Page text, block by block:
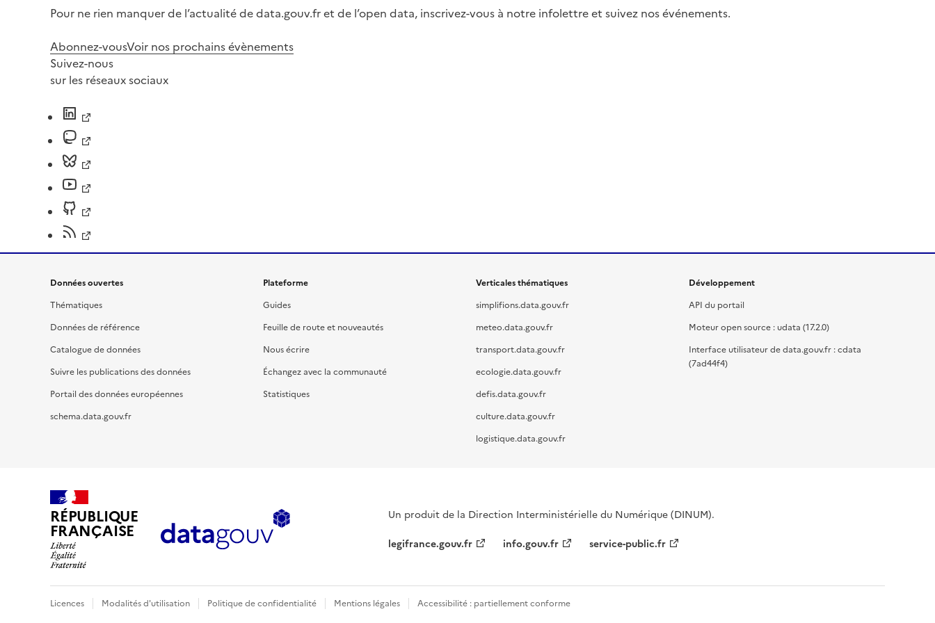
Pour ne rien manquer de l’actualité de data.gouv.fr et de l’open data, inscrivez-vous à notre infolettre et suivez nos événements.
Abonnez-vousVoir nos prochains évènements
Suivez-nous
sur les réseaux sociaux
Données ouvertes
Thématiques
Données de référence
Catalogue de données
Suivre les publications des données
Portail des données européennes
schema.data.gouv.fr
Plateforme
Guides
Feuille de route et nouveautés
Nous écrire
Échangez avec la communauté
Statistiques
Verticales thématiques
simplifions.data.gouv.fr
meteo.data.gouv.fr
transport.data.gouv.fr
ecologie.data.gouv.fr
defis.data.gouv.fr
culture.data.gouv.fr
logistique.data.gouv.fr
Développement
API du portail
Moteur open source : udata (17.2.0)
Interface utilisateur de data.gouv.fr : cdata
(7ad44f4)
RÉPUBLIQUE
FRANÇAISE
Un produit de la Direction Interministérielle du Numérique (DINUM).
legifrance.gouv.fr
info.gouv.fr service-public.fr
Licences Modalités d'utilisation Politique de confidentialité Mentions légales Accessibilité : partiellement conforme